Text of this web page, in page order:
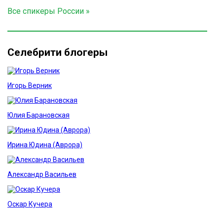
Все спикеры России »
Селебрити блогеры
Игорь Верник
Юлия Барановская
Ирина Юдина (Аврора)
Александр Васильев
Оскар Кучера